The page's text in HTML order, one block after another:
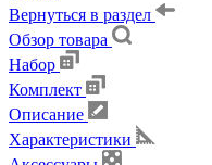
Вернуться в раздел
Обзор товара
Набор
Комплект
Описание
Характеристики